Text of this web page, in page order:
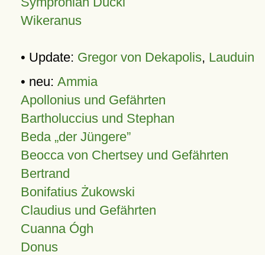
Wikeranus
• Update: Gregor von Dekapolis, Lauduin
• neu: Ammia
Apollonius und Gefährten
Bartholuccius und Stephan
Beda „der Jüngere”
Beocca von Chertsey und Gefährten
Bertrand
Bonifatius Żukowski
Claudius und Gefährten
Cuanna Ógh
Donus